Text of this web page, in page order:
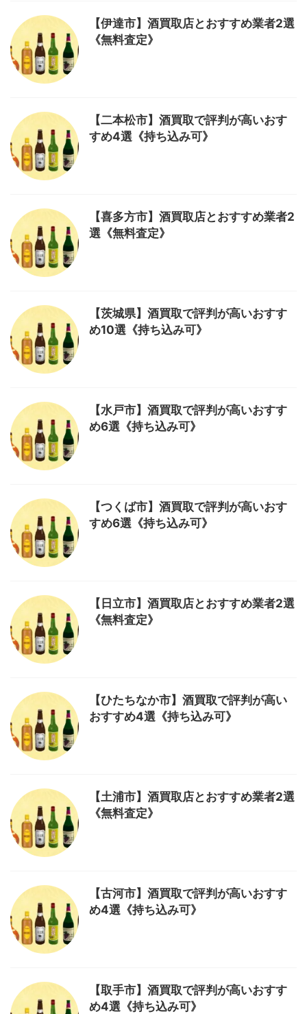
【伊達市】酒買取店とおすすめ業者2選
《無料査定》
【二本松市】酒買取で評判が高いおす
すめ4選《持ち込み可》
【喜多方市】酒買取店とおすすめ業者2
選《無料査定》
【茨城県】酒買取で評判が高いおすす
め10選《持ち込み可》
【水戸市】酒買取で評判が高いおすす
め6選《持ち込み可》
【つくば市】酒買取で評判が高いおす
すめ6選《持ち込み可》
【日立市】酒買取店とおすすめ業者2選
《無料査定》
【ひたちなか市】酒買取で評判が高い
おすすめ4選《持ち込み可》
【土浦市】酒買取店とおすすめ業者2選
《無料査定》
【古河市】酒買取で評判が高いおすす
め4選《持ち込み可》
【取手市】酒買取で評判が高いおすす
め4選《持ち込み可》